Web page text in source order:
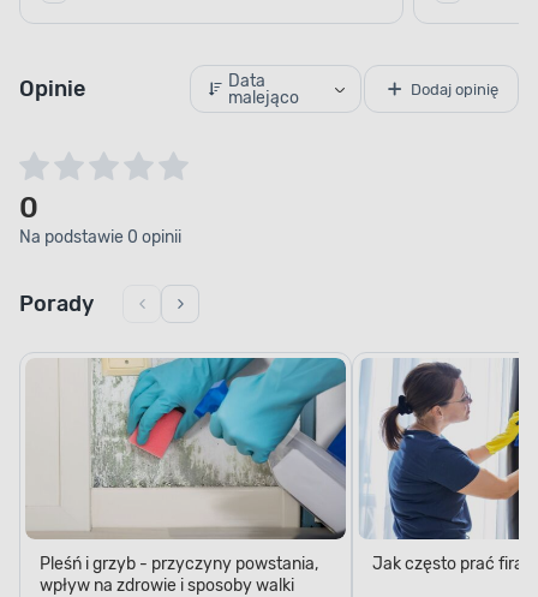
Opinie
Data
malejąco
Dodaj opinię
0
Na podstawie 0 opinii
Porady
Pleśń i grzyb - przyczyny powstania,
wpływ na zdrowie i sposoby walki
Jak często prać